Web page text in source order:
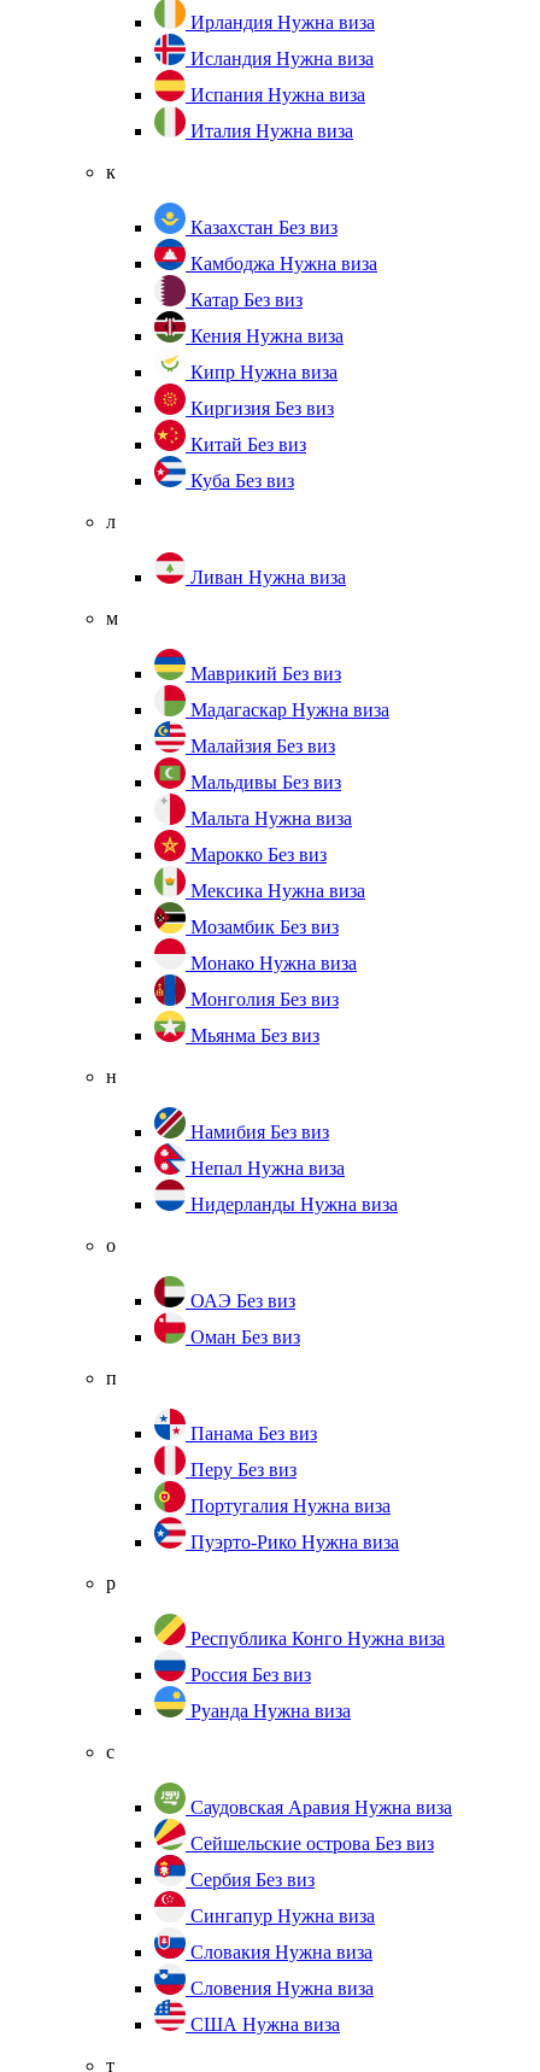
Ирландия Нужна виза
Исландия Нужна виза
Испания Нужна виза
Италия Нужна виза
к
Казахстан Без виз
Камбоджа Нужна виза
Катар Без виз
Кения Нужна виза
Кипр Нужна виза
Киргизия Без виз
Китай Без виз
Куба Без виз
л
Ливан Нужна виза
м
Маврикий Без виз
Мадагаскар Нужна виза
Малайзия Без виз
Мальдивы Без виз
Мальта Нужна виза
Марокко Без виз
Мексика Нужна виза
Мозамбик Без виз
Монако Нужна виза
Монголия Без виз
Мьянма Без виз
н
Намибия Без виз
Непал Нужна виза
Нидерланды Нужна виза
о
ОАЭ Без виз
Оман Без виз
п
Панама Без виз
Перу Без виз
Португалия Нужна виза
Пуэрто-Рико Нужна виза
р
Республика Конго Нужна виза
Россия Без виз
Руанда Нужна виза
с
Саудовская Аравия Нужна виза
Сейшельские острова Без виз
Сербия Без виз
Сингапур Нужна виза
Словакия Нужна виза
Словения Нужна виза
США Нужна виза
т